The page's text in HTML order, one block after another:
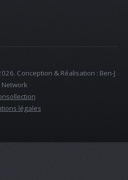
Conception & Réalisation : Ben-J
Network
légales